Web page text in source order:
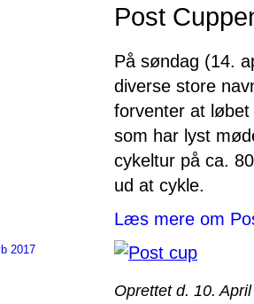
2017
Post
På søndag (14.
diverse store
forventer at
som har lyst
cykeltur på ca.
ud at cykle.
Læs mere om
Oprettet d. 10.